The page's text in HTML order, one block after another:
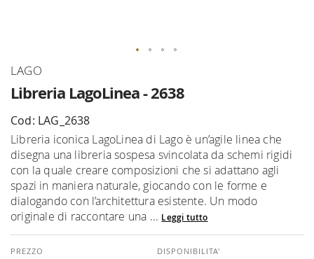
Libreria LagoLinea - 2638
LAGO
Cod: LAG_2638
Libreria iconica LagoLinea di Lago è un’agile linea che
disegna una libreria sospesa svincolata da schemi rigidi
con la quale creare composizioni che si adattano agli
spazi in maniera naturale, giocando con le forme e
dialogando con l’architettura esistente. Un modo
originale di raccontare una ... Leggi tutto
DISPONIBILITA'
Vai
della
galleria
di
immagini